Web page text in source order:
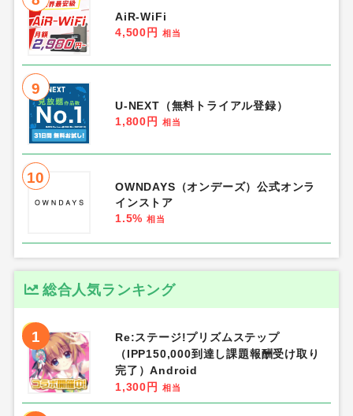
AiR-WiFi
4,500円
相当
9
U-NEXT（無料トライアル登録）
1,800円
相当
10
OWNDAYS（オンデーズ）公式オンラ
インストア
1.5% 相当
総合人気ランキング
1
Re:ステージ!プリズムステップ
（IPP150,000到達し課題報酬受け取り
完了）Android
1,300円
相当